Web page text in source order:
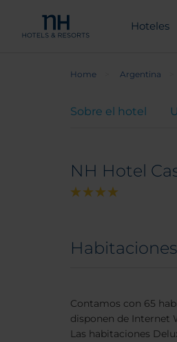
Hoteles
Home Argentina
Sobre el hotel
NH Hotel
Contamos con 65
disponen de Internet
Las habitaciones